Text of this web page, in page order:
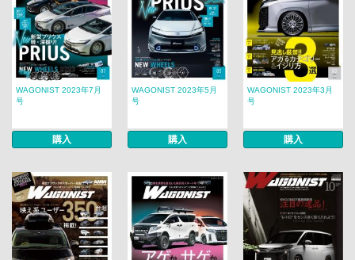
WAGONIST 2023年7月
号
購入
WAGONIST 2023年5月
号
購入
WAGONIST 2023年3月
号
購入